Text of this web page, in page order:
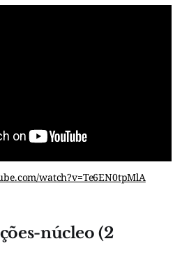
watch?v=Te6EN0tpMlA
núcleo (2